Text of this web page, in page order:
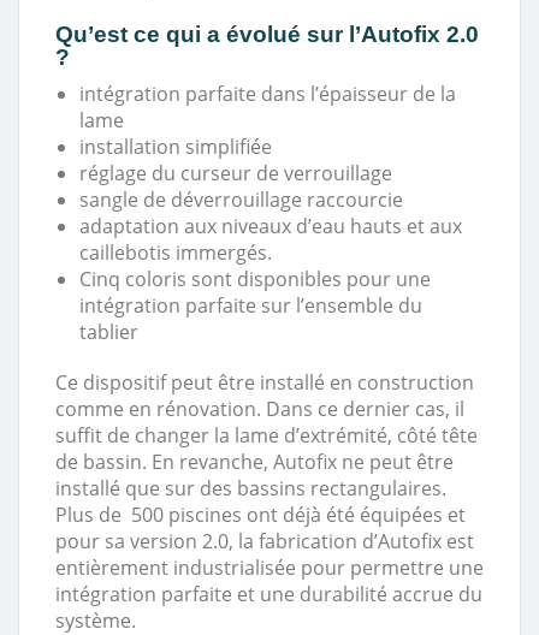
Qu’est ce qui a évolué sur l’Autofix 2.0
?
intégration parfaite dans l’épaisseur de la
lame
installation simplifiée
réglage du curseur de verrouillage
sangle de déverrouillage raccourcie
adaptation aux niveaux d’eau hauts et aux
caillebotis immergés.
Cinq coloris sont disponibles pour une
intégration parfaite sur l’ensemble du
tablier
Ce dispositif peut être installé en construction
comme en rénovation. Dans ce dernier cas, il
suffit de changer la lame d’extrémité, côté tête
de bassin. En revanche, Autofix ne peut être
installé que sur des bassins rectangulaires.
Plus de 500 piscines ont déjà été équipées et
pour sa version 2.0, la fabrication d’Autofix est
entièrement industrialisée pour permettre une
intégration parfaite et une durabilité accrue du
système.